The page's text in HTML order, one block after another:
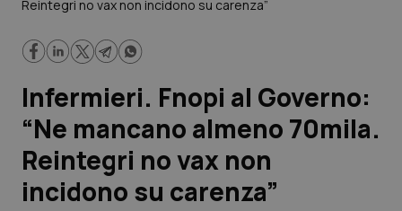
Regioni e Asl
Lavoro e Professioni
Scienza e Farmaci
Studi e Analisi
Reintegri no vax non incidono su carenza”
Infermieri. Fnopi al Governo:
“Ne mancano almeno 70mila.
Reintegri no vax non
incidono su carenza”